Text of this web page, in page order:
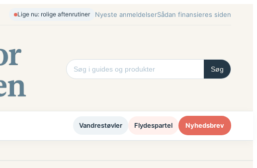
Lige nu: rolige aftenrutiner Nyeste anmeldelserSådan finansieres siden
Søg
Vandrestøvler Flydespartel Nyhedsbrev